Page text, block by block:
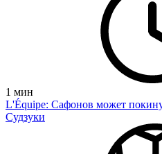
1 мин
L'Équipe: Сафонов может
Судзуки